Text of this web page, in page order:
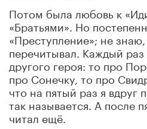
Потом была любовь к
«Братьями». Но
«Преступление»; не
перечитывал. Каждый
другого героя: то про
про Сонечку, то про
что на пятый раз я вдруг
так называется. А после
читал ещё.